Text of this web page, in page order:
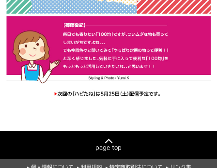
page top